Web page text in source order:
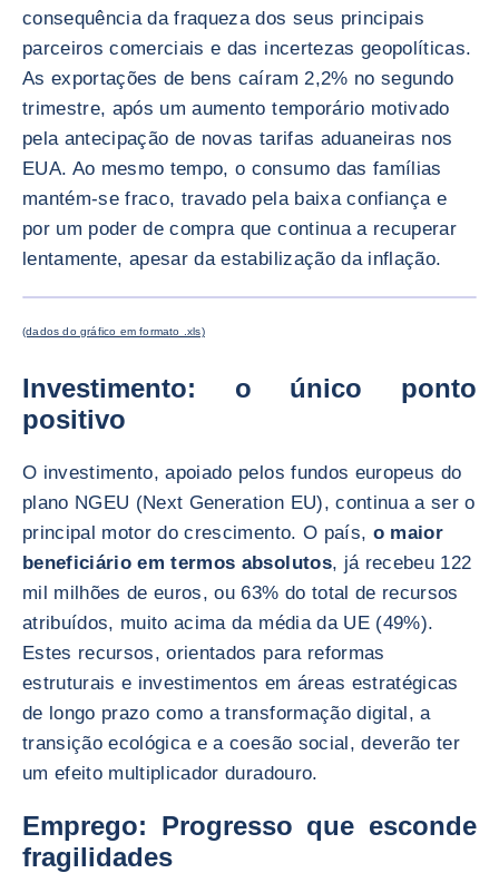
consequência da fraqueza dos seus principais
parceiros comerciais e das incertezas geopolíticas.
As exportações de bens caíram 2,2% no segundo
trimestre, após um aumento temporário motivado
pela antecipação de novas tarifas aduaneiras nos
EUA. Ao mesmo tempo, o consumo das famílias
mantém-se fraco, travado pela baixa confiança e
por um poder de compra que continua a recuperar
lentamente, apesar da estabilização da inflação.
(dados do gráfico em formato .xls)
Investimento: o único ponto
positivo
O investimento, apoiado pelos fundos europeus do
plano NGEU (Next Generation EU), continua a ser o
principal motor do crescimento. O país, o maior
beneficiário em termos absolutos, já recebeu 122
mil milhões de euros, ou 63% do total de recursos
atribuídos, muito acima da média da UE (49%).
Estes recursos, orientados para reformas
estruturais e investimentos em áreas estratégicas
de longo prazo como a transformação digital, a
transição ecológica e a coesão social, deverão ter
um efeito multiplicador duradouro.
Emprego: Progresso que esconde
fragilidades